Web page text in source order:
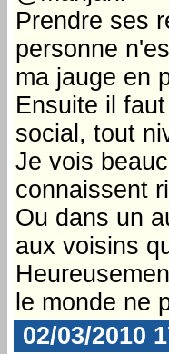
Prendre ses
personne
ma jauge en
Ensuite il
social, tout
Je vois
connaissent
Ou dans un
aux voisins
le monde ne
02/03/2010